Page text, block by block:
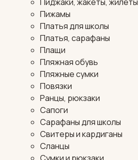
Пиджаки, жакеты, жилеты
Пижамы
Платья для школы
Платья, сарафаны
Плащи
Пляжная обувь
Пляжные сумки
Повязки
Ранцы, рюкзаки
Сапоги
Сарафаны для школы
Свитеры и кардиганы
Сланцы